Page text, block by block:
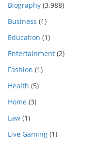
Biography (3,988)
Business (1)
Education (1)
Entertainment (2)
Fashion (1)
Health (5)
Home (3)
Law (1)
Live Gaming (1)